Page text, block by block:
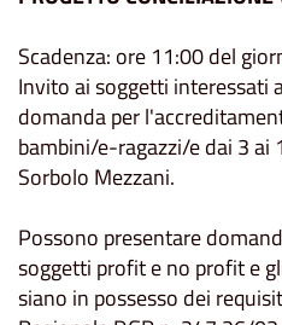
Scadenza: ore 11:00 del
Invito ai soggetti interessati
domanda per
bambini/e-ragazzi/e dai 3 ai
Sorbolo Mezzani.
Possono presentare
soggetti profit e no profit e
siano in possesso dei